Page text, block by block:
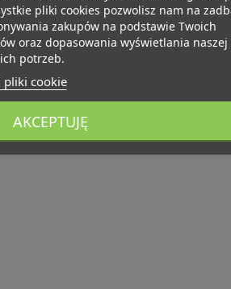
pliki cookies pozwolisz nam na
zakupów na podstawie Twoich
oraz dopasowania wyświetlania naszej
potrzeb.
pliki cookie
AKCEPTUJĘ